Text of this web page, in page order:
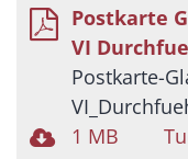
Postkarte
VI
Postkarte-
1 MB